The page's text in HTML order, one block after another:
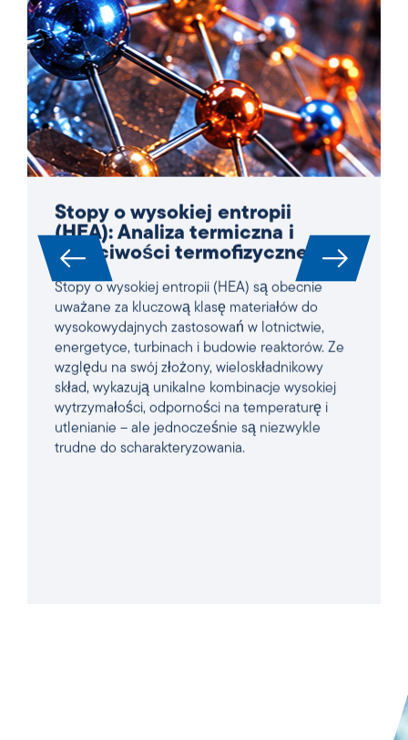
Stopy o wysokiej entropii
(HEA): Analiza termiczna i
właściwości termofizyczne
Stopy o wysokiej entropii (HEA) są obecnie
uważane za kluczową klasę materiałów do
wysokowydajnych zastosowań w lotnictwie,
energetyce, turbinach i budowie reaktorów. Ze
względu na swój złożony, wieloskładnikowy
skład, wykazują unikalne kombinacje wysokiej
wytrzymałości, odporności na temperaturę i
utlenianie – ale jednocześnie są niezwykle
trudne do scharakteryzowania.